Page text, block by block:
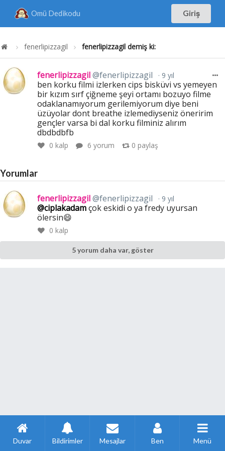
Omü Dedikodu Giriş
fenerlipizzagil fenerlipizzagil demiş ki:
fenerlipizzagil@fenerlipizzagil 9 yıl
ben korku filmi izlerken cips bisküvi vs yemeyen
bir kızım sırf çiğneme şeyi ortamı bozuyo filme
odaklanamıyorum gerilemiyorum diye beni
üzüyolar dont breathe izlemediyseniz öneririm
gençler varsa bi dal korku filminiz alırım
dbdbdbfb
0 kalp 6 yorum 0 paylaş
Yorumlar
fenerlipizzagil@fenerlipizzagil 9 yıl
@ciplakadamçok eskidi o ya fredy uyursan
ölersin😄
0 kalp
5 yorum daha var, göster
Duvar Bildirimler Mesajlar Ben Menü